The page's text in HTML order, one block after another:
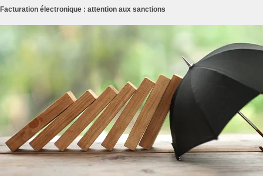
Facturation électronique : attention aux sanctions